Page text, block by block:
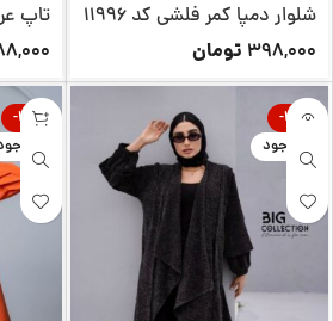
شلوار دمپا کمر فلشی کد 11996
398,000 تومان
تاپ
-26%
ناموجود
-26%